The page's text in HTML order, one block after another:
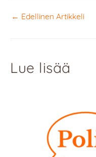
← Edellinen Artikkeli
Lue lisää